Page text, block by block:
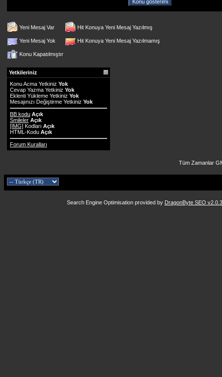
Yeni Mesaj Var Hit Konuya Yeni Mesaj Yazılmış
Yeni Mesaj Yok Hit Konuya Yeni Mesaj Yazılmamış
Konu Kapatılmıştır
Yetkileriniz
Konu Acma Yetkiniz Yok
Cevap Yazma Yetkiniz Yok
Eklenti Yükleme Yetkiniz Yok
Mesajınızı Değiştirme Yetkiniz Yok
BB kodu Açık
Smileler Açık
[IMG] Kodları Açık
HTML-Kodu Açık
Forum Kuralları
Tüm Zamanlar
Search Engine Optimisation provided by DragonByte SEO